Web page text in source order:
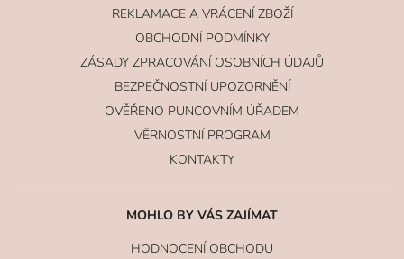
REKLAMACE A VRÁCENÍ ZBOŽÍ
OBCHODNÍ PODMÍNKY
ZÁSADY ZPRACOVÁNÍ OSOBNÍCH ÚDAJŮ
BEZPEČNOSTNÍ UPOZORNĚNÍ
OVĚŘENO PUNCOVNÍM ÚŘADEM
VĚRNOSTNÍ PROGRAM
KONTAKTY
MOHLO BY VÁS ZAJÍMAT
HODNOCENÍ OBCHODU